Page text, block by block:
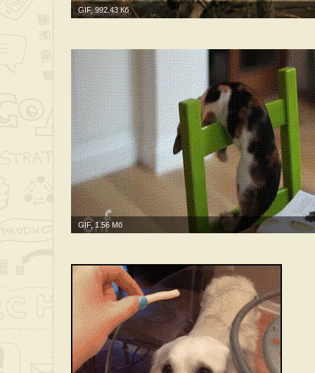
GIF, 992.43 Кб
GIF, 1.56 Мб